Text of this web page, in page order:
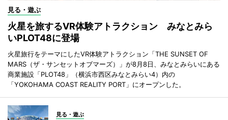
見る・遊ぶ
火星を旅するVR体験アトラクション みなとみら
いPLOT48に登場
火星旅行をテーマにしたVR体験アトラクション「THE SUNSET OF
MARS（ザ・サンセットオブマーズ）」が8月8日、みなとみらいにある
商業施設「PLOT48」（横浜市西区みなとみらい4）内の
「YOKOHAMA COAST REALITY PORT」にオープンした。
見る・遊ぶ